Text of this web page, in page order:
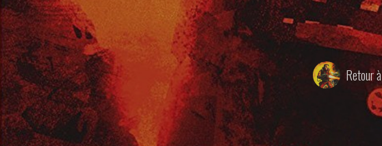
Publié
par
Retour